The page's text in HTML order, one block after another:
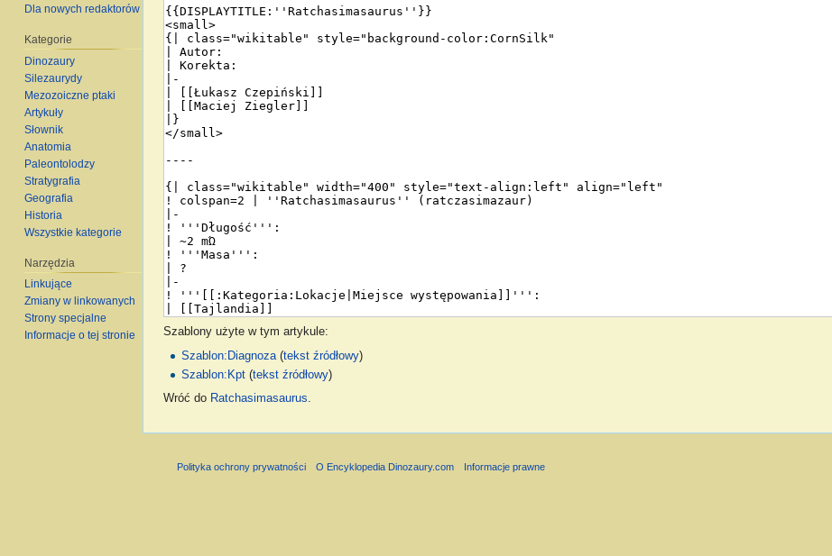
Szablony użyte w tym artykule:
Szablon:Diagnoza (tekst źródłowy)
Szablon:Kpt (tekst źródłowy)
Wróć do Ratchasimasaurus.
Dla nowych redaktorów
Kategorie
Dinozaury
Silezaurydy
Mezozoiczne ptaki
Artykuły
Słownik
Anatomia
Paleontolodzy
Stratygrafia
Geografia
Historia
Wszystkie kategorie
Narzędzia
Linkujące
Zmiany w linkowanych
Strony specjalne
Informacje o tej stronie
Polityka ochrony prywatności O Encyklopedia Dinozaury.com Informacje prawne